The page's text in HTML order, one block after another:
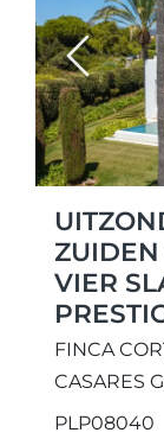
Previous
VIER
FINCA
CASARES
PLP08040